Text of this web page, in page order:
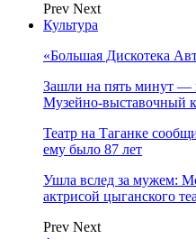
Prev Next
Культура
«Большая Дискотека
Зашли на пять минут —
Музейно-выставочный
Театр на Таганке
ему было 87 лет
Ушла вслед за мужем:
актрисой цыганского
Prev Next